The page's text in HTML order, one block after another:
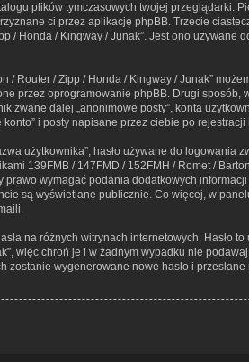
plików tymczasowych twojej przeglądarki.
ci przez aplikację phpBB. Trzecie
Honda / Kingway / Junak”. Jest ono używane
Router / Zipp / Honda / Kingway / Junak”
przez oprogramowanie phpBB. Drugi sposób,
dalej „anonimowe posty”, konta
i posty napisane przez ciebie po
użytkownika”, hasło używane do logowania
139FMB / 147FMD / 152FMH / Romet /
wymagać podania dodatkowych
są wyświetlane publicznie. Co więcej, w
na różnych witrynach internetowych. Hasło
więc chroń je i w żadnym wypadku nie podawaj
wygenerowane nowe hasło i